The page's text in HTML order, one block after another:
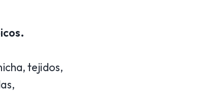
tejidos,